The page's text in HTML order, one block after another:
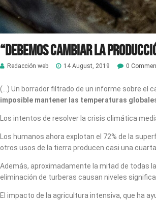
“Debemos cambiar la
Redacción web 14 August, 2019 0
(…) Un borrador filtrado de un informe sobre el
imposible mantener las temperaturas
Los intentos de resolver la crisis climática
Los humanos ahora explotan el 72% de la
otros usos de la tierra producen casi una
Además, aproximadamente la mitad de todas
eliminación de turberas causan niveles
El impacto de la agricultura intensiva, que ha